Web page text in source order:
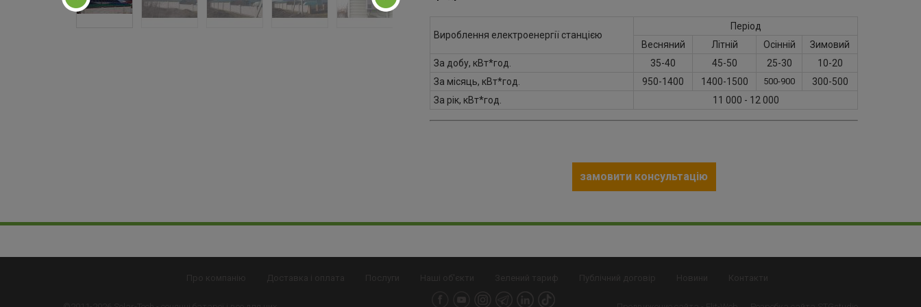
Вироблення електроенергії станцією
Період
Весняний
Літній Осінній
Зимовий
За добу, кВт*год.
35-40 45-50 25-30
10-20
За місяць, кВт*год.
950-1400 1400-1500 500-900
300-500
За рік, кВт*год.
11 000 - 12 000
замовити консультацію
Доставка і оплата Публічний договір Новини Контакти